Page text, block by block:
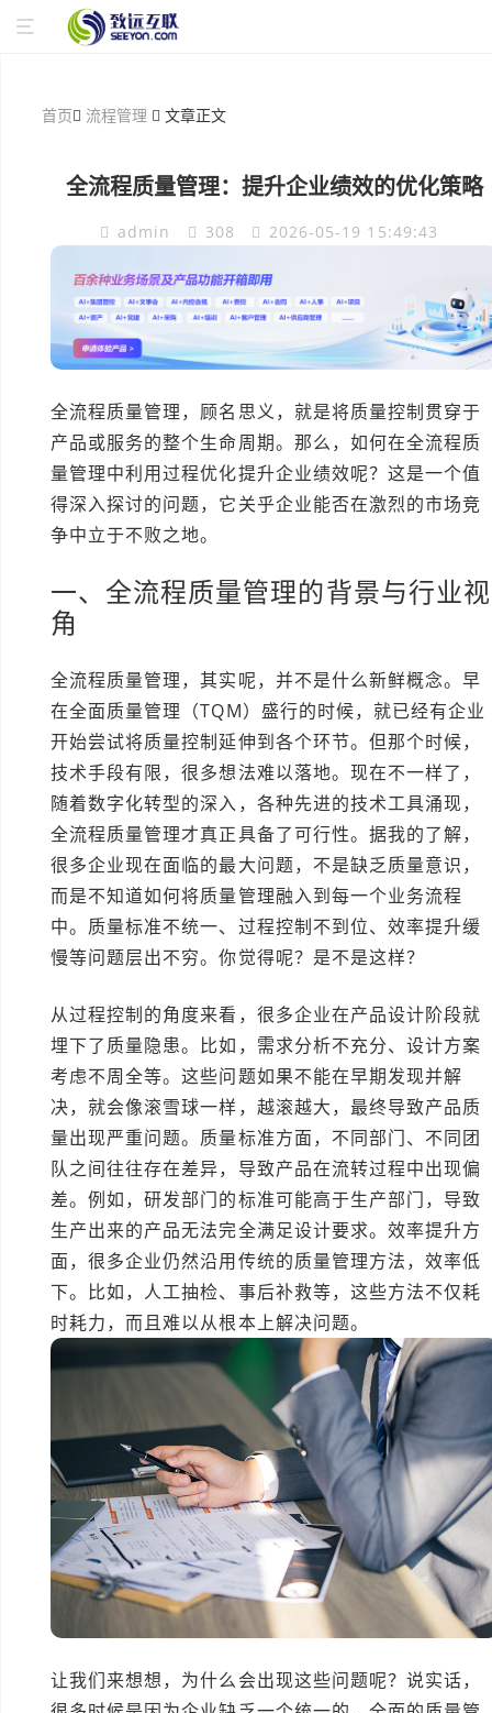
首页 流程管理 文章正文
全流程质量管理：提升企业绩效的优化策略
admin 308 2026-05-19 15:49:43
全流程质量管理，顾名思义，就是将质量控制贯穿于
产品或服务的整个生命周期。那么，如何在全流程质
量管理中利用过程优化提升企业绩效呢？这是一个值
得深入探讨的问题，它关乎企业能否在激烈的市场竞
争中立于不败之地。
一、全流程质量管理的背景与行业视
角
全流程质量管理，其实呢，并不是什么新鲜概念。早
在全面质量管理（TQM）盛行的时候，就已经有企业
开始尝试将质量控制延伸到各个环节。但那个时候，
技术手段有限，很多想法难以落地。现在不一样了，
随着数字化转型的深入，各种先进的技术工具涌现，
全流程质量管理才真正具备了可行性。据我的了解，
很多企业现在面临的最大问题，不是缺乏质量意识，
而是不知道如何将质量管理融入到每一个业务流程
中。质量标准不统一、过程控制不到位、效率提升缓
慢等问题层出不穷。你觉得呢？是不是这样？
从过程控制的角度来看，很多企业在产品设计阶段就
埋下了质量隐患。比如，需求分析不充分、设计方案
考虑不周全等。这些问题如果不能在早期发现并解
决，就会像滚雪球一样，越滚越大，最终导致产品质
量出现严重问题。质量标准方面，不同部门、不同团
队之间往往存在差异，导致产品在流转过程中出现偏
差。例如，研发部门的标准可能高于生产部门，导致
生产出来的产品无法完全满足设计要求。效率提升方
面，很多企业仍然沿用传统的质量管理方法，效率低
下。比如，人工抽检、事后补救等，这些方法不仅耗
时耗力，而且难以从根本上解决问题。
让我们来想想，为什么会出现这些问题呢？说实话，